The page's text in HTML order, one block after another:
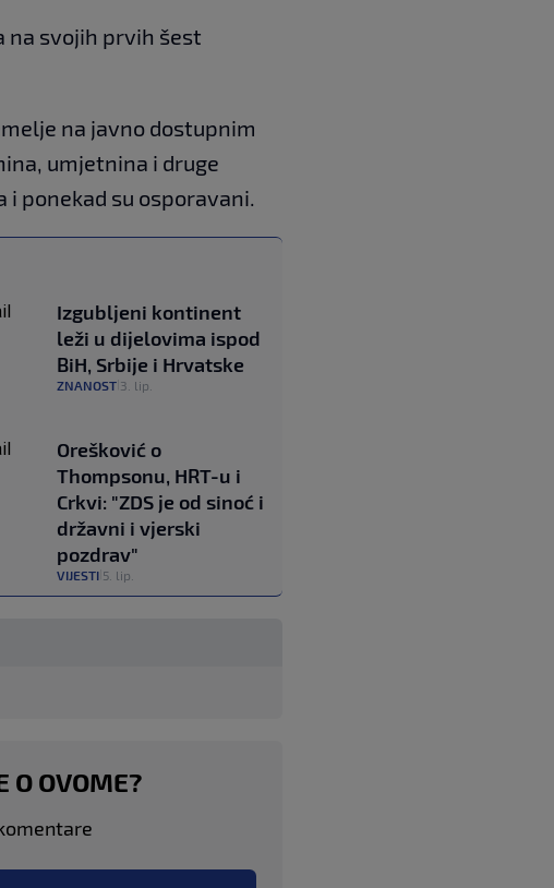
na svojih prvih šest
na javno dostupnim
umjetnina i druge
ponekad su osporavani.
Izgubljeni kontinent
leži u dijelovima ispod
BiH, Srbije i Hrvatske
ZNANOST 3. lip.
Orešković o
Thompsonu, HRT-u i
Crkvi: "ZDS je od sinoć i
državni i vjerski
pozdrav"
VIJESTI 5. lip.
O OVOME?